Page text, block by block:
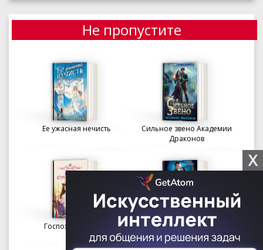
Не пропустите
Ее ужасная нечисть
Сильное звено Академии
Драконов
Госпожа портниха
Осколки вечности в
Академии Судьбы
X